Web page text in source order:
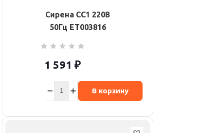
Сирена СС1 220В
50Гц ET003816
1 591 ₽
В корзину